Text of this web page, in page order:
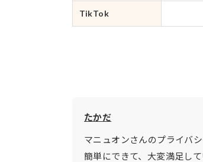
TikTok
たかだ
マニュオンさんのプライバ
簡単にできて、大変満足して